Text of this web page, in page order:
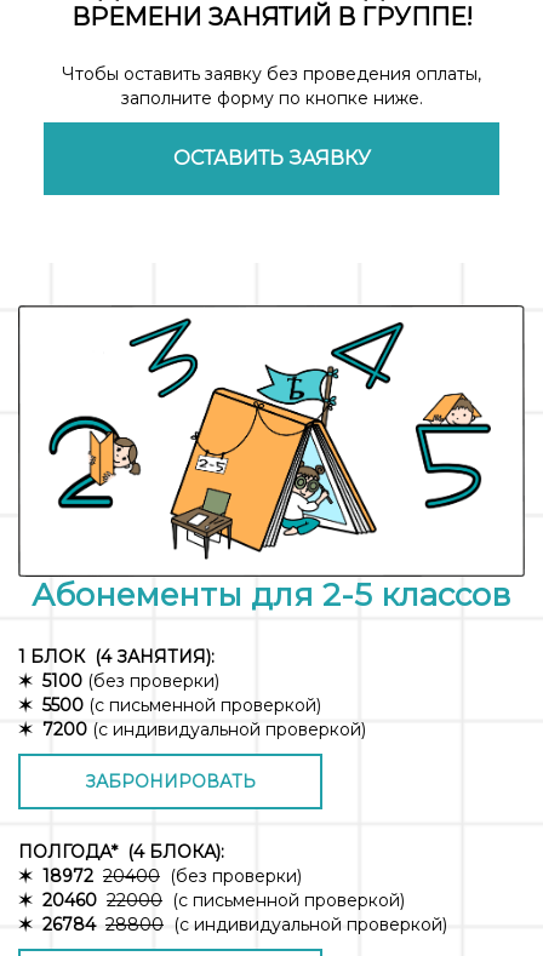
ВРЕМЕНИ ЗАНЯТИЙ В ГРУППЕ!
Чтобы оставить заявку без проведения оплаты,
заполните форму по кнопке ниже.
ОСТАВИТЬ ЗАЯВКУ
Абонементы для 2-5 классов
1 БЛОК (4 ЗАНЯТИЯ):
✶ 5100 (без проверки)
✶ 5500 (с письменной проверкой)
✶ 7200 (с индивидуальной проверкой)
ЗАБРОНИРОВАТЬ
ПОЛГОДА* (4 БЛОКА):
✶ 18972 20400 (без проверки)
✶ 20460 22000 (с письменной проверкой)
✶ 26784 28800 (с индивидуальной проверкой)